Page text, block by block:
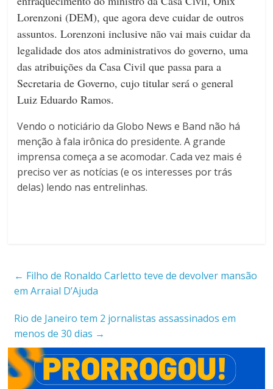
Lorenzoni (DEM), que agora deve cuidar de outros
assuntos. Lorenzoni inclusive não vai mais cuidar da
legalidade dos atos administrativos do governo, uma
das atribuições da Casa Civil que passa para a
Secretaria de Governo, cujo titular será o general
Luiz Eduardo Ramos.
Vendo o noticiário da Globo News e Band não há
menção à fala irônica do presidente. A grande
imprensa começa a se acomodar. Cada vez mais é
preciso ver as notícias (e os interesses por trás
delas) lendo nas entrelinhas.
← Filho de Ronaldo Carletto teve de devolver mansão
em Arraial D’Ajuda
Rio de Janeiro tem 2 jornalistas assassinados em
menos de 30 dias →